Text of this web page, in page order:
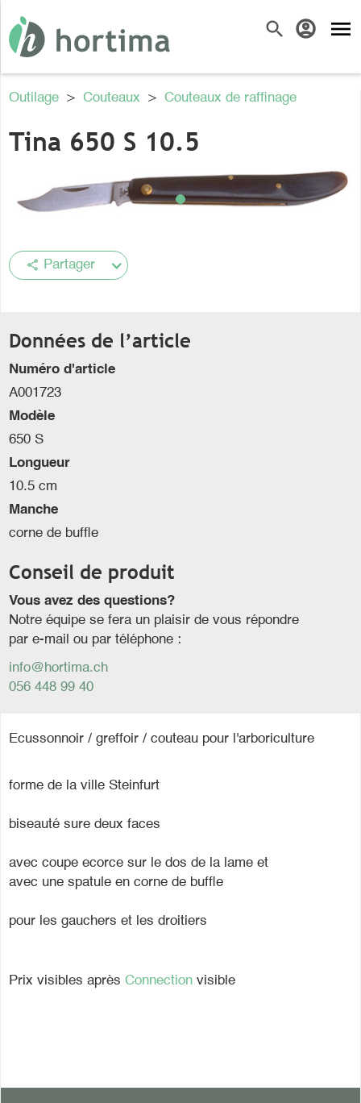
search account_circle menu
Outilage > Couteaux > Couteaux de raffinage
Tina 650 S 10.5
share Partager
Données de l’article
Numéro d'article
A001723
Modèle
650 S
Longueur
10.5 cm
Manche
corne de buffle
Conseil de produit
Vous avez des questions?
Notre équipe se fera un plaisir de vous répondre
par e-mail ou par téléphone :
info@hortima.ch
056 448 99 40
Ecussonnoir / greffoir / couteau pour l'arboriculture
forme de la ville Steinfurt
biseauté sure deux faces
avec coupe ecorce sur le dos de la lame et
avec une spatule en corne de buffle
pour les gauchers et les droitiers
Prix visibles après Connection visible